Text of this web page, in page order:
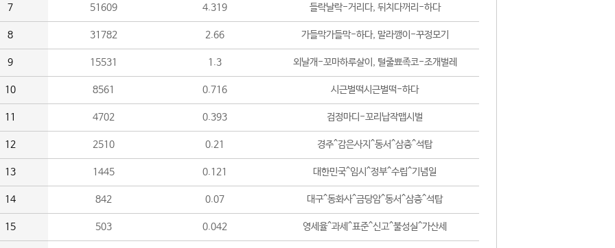
7 51609 4.319 들락날락-거리다, 뒤치다꺼리-하다
8 31782 2.66 가들막가들막-하다, 말라깽이-꾸정모기
9 15531 1.3 외날개-꼬마하루살이, 털줄뾰족코-조개벌레
10 8561 0.716 시근벌떡시근벌떡-하다
11 4702 0.393 검정마디-꼬리납작맵시벌
12 2510 0.21 경주^감은사지^동서^삼층^석탑
13 1445 0.121 대한민국^임시^정부^수립^기념일
14 842 0.07 대구^동화사^금당암^동서^삼층^석탑
15 503 0.042 영세율^과세^표준^신고^불성실^가산세